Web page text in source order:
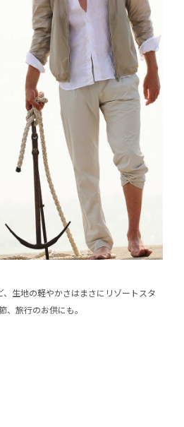
生地の軽やかさはまさにリゾートスタ
、旅行のお供にも。